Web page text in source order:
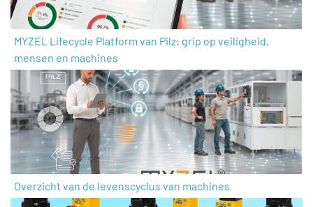
MYZEL Lifecycle Platform van Pilz: grip op veiligheid,
mensen en machines
Overzicht van de levenscyclus van machines